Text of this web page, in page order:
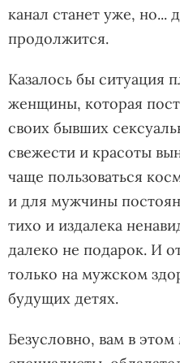
канал станет уже, но...
продолжится.
Казалось бы ситуация
женщины, которая
своих бывших
свежести и красоты
чаще пользоваться
и для мужчины
тихо и издалека
далеко не подарок. И
только на мужском
будущих детях.
Безусловно, вам в